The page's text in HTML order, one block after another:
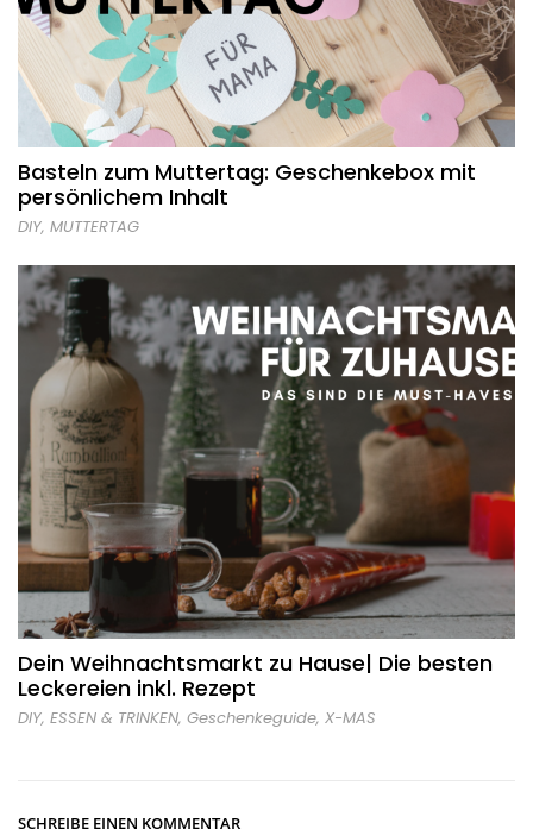
Basteln zum Muttertag: Geschenkebox mit
persönlichem Inhalt
DIY, MUTTERTAG
Dein Weihnachtsmarkt zu Hause| Die besten
Leckereien inkl. Rezept
DIY, ESSEN & TRINKEN, Geschenkeguide, X-MAS
SCHREIBE EINEN KOMMENTAR